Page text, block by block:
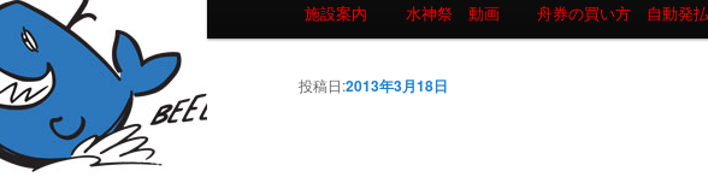
施設案内 水神祭 動画 舟券の買い方 自動発
投稿日:2013年3月18日